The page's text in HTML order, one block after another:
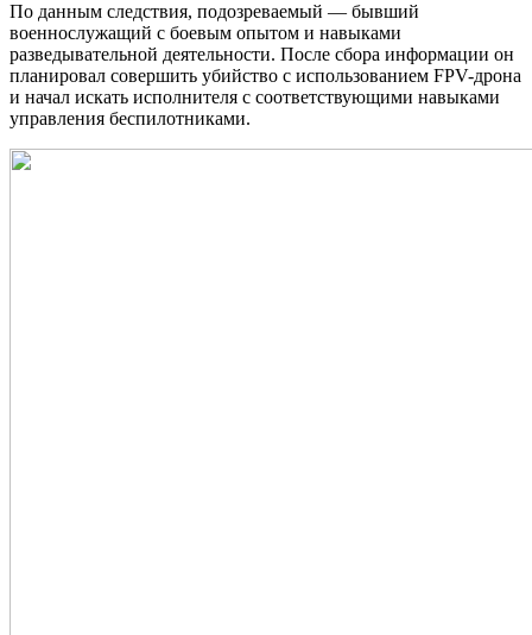
По данным следствия, подозреваемый — бывший
военнослужащий с боевым опытом и навыками
разведывательной деятельности. После сбора информации он
планировал совершить убийство с использованием FPV-дрона
и начал искать исполнителя с соответствующими навыками
управления беспилотниками.